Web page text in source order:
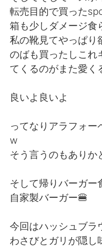
転売目的で買った
箱も少しダメージ食
私の靴見てやっぱ
のばも買ったしこれ
てくるのがまた愛く
良いよ良いよ
ってなりアラフォー
w
そう言うのもありか
そして帰りバーガー
自家製バーガー🍔
今回はハッシュブラ
わさびとガリが隠し